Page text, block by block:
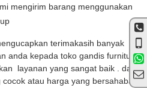
mengirim barang menggunakan
terimakasih banyak
anda kepada toko gandis furniture
layanan yang sangat baik . dan
atau harga yang bersahabat